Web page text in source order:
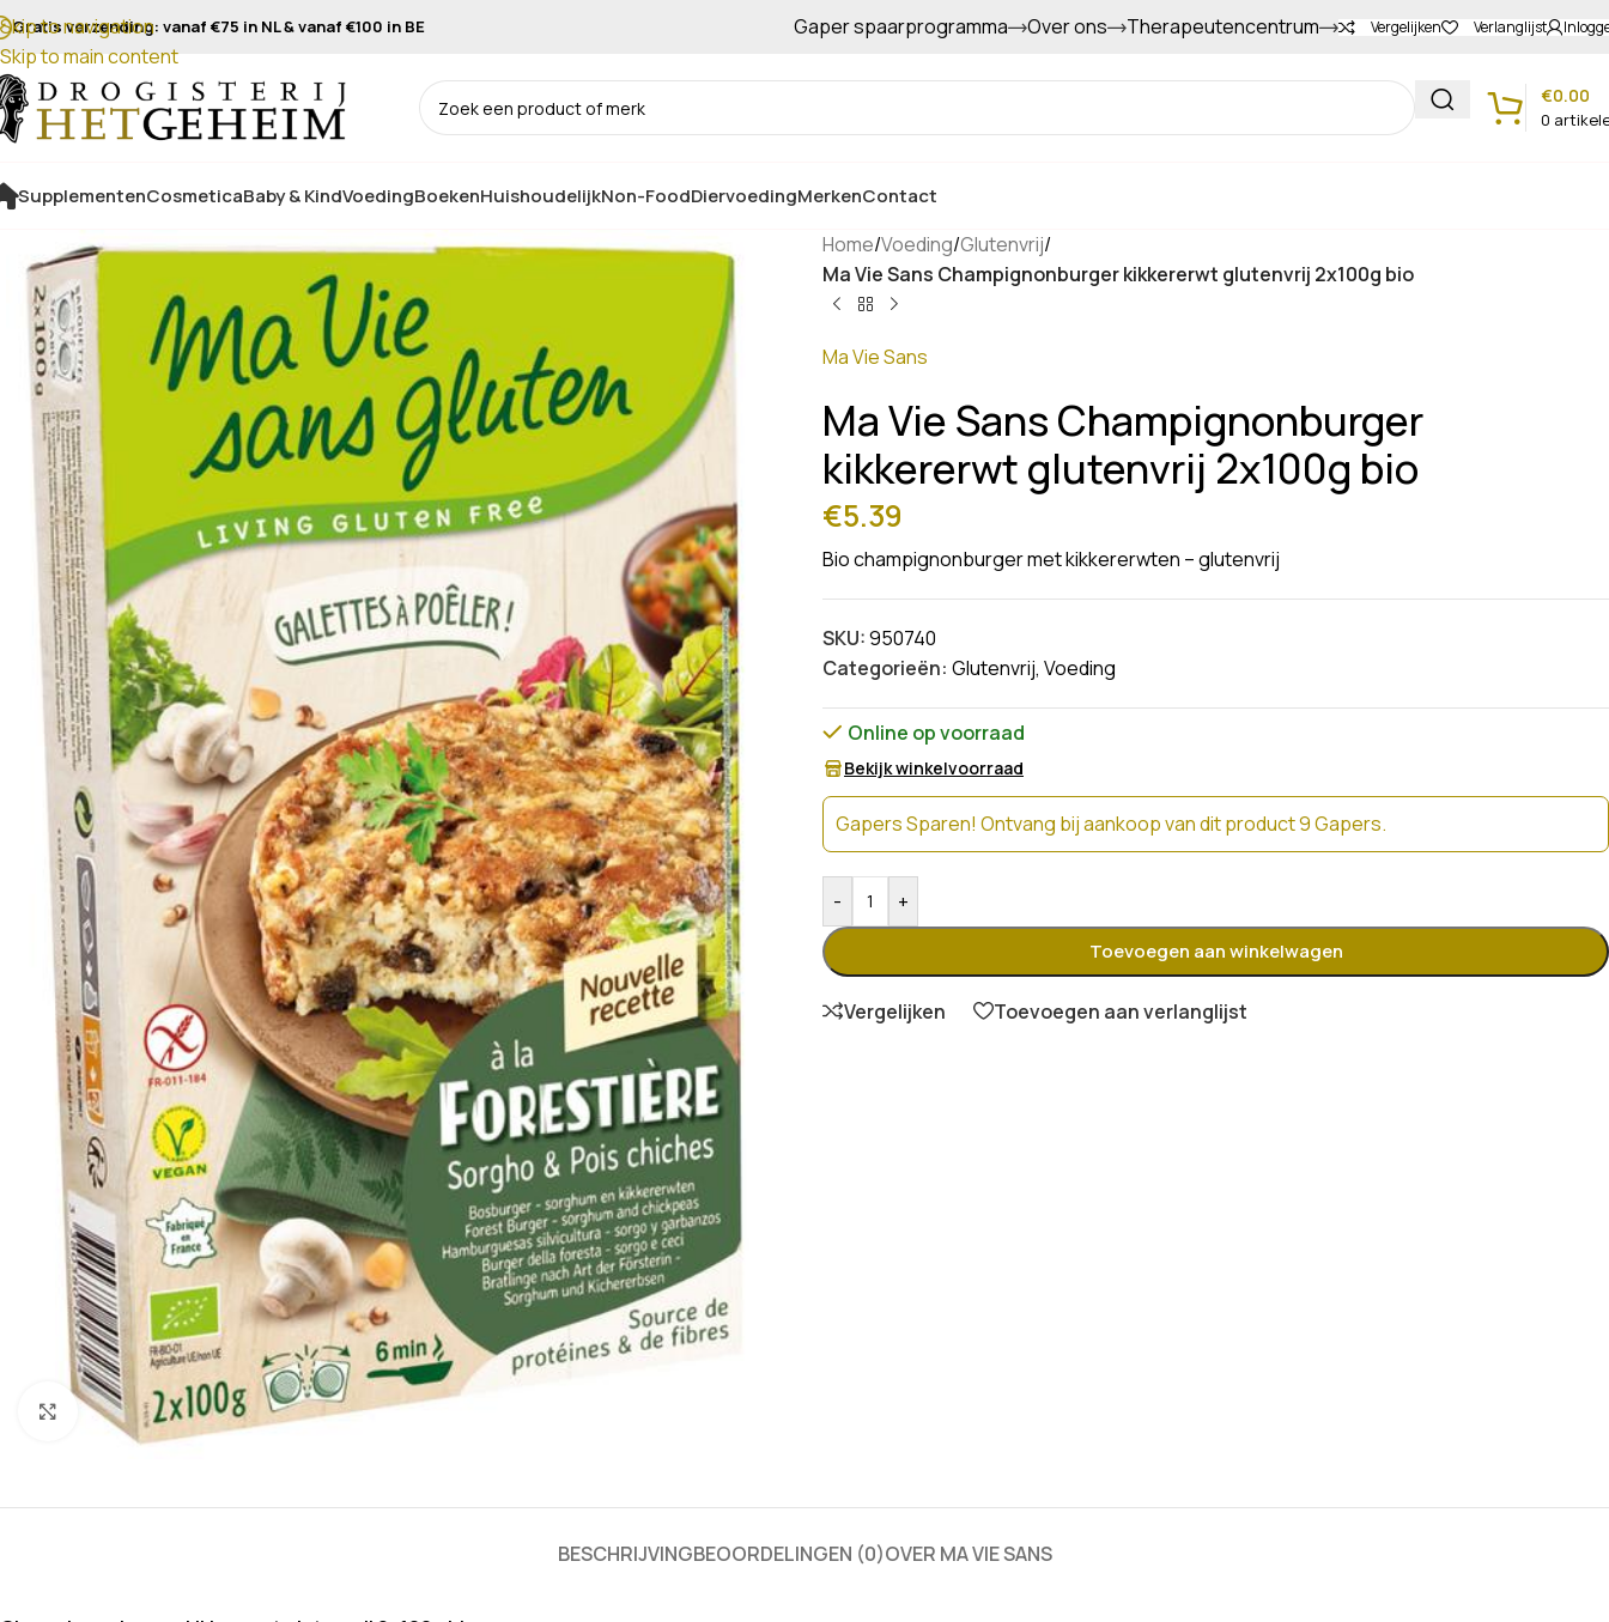
Skip to navigation
Skip to main content
Gratis verzending: vanaf €75 in NL & vanaf €100 in BE Gratis afhalen in de winkel Gapers sparen voor extra korting
Gaper spaarprogramma Over ons Therapeutencentrum Vergelijken Verlanglijst
0
€0.00
SupplementenCosmeticaBaby & KindVoedingBoekenHuishoudelijkNon-FoodDiervoedingMerkenContact
Klik om te vergroten
Home/Voeding/Glutenvrij/
Ma Vie Sans Champignonburger kikkererwt glutenvrij 2x100g bio
Ma Vie Sans
Ma Vie Sans Champignonburger
kikkererwt glutenvrij 2x100g bio
€5.39
Bio champignonburger met kikkererwten – glutenvrij
SKU:950740
Categorieën: Glutenvrij, Voeding
Online op voorraad
Bekijk winkelvoorraad
Gapers Sparen! Ontvang bij aankoop van dit product 9 Gapers.
- +
Toevoegen aan winkelwagen
Vergelijken Toevoegen aan verlanglijst
BESCHRIJVINGBEOORDELINGEN (0)OVER MA VIE SANS